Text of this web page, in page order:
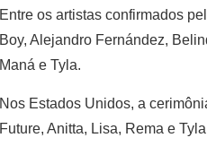
Entre os artistas confirmados
Boy, Alejandro Fernández,
Maná e Tyla.
Nos Estados Unidos, a
Future, Anitta, Lisa, Rema e